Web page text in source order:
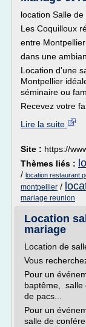
location Salle
Les Coquilloux
entre
dans une
Location d'une
Montpellier
séminaire ou
Recevez votre
Lire la suite
Site : https://
Thèmes liés :
/ location restaurant
montpellier /
mariage reunion
Location
mariage
Location de
Vous
Pour un
baptême, salle
de pacs...
Pour un
salle de